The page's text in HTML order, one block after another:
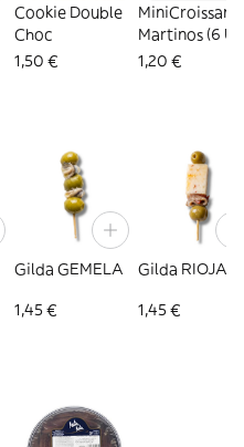
Cookie Double
Choc
1,50 €
MiniCroissants
Martinos (6
1,20 €
Gilda GEMELA
1,45 €
Gilda
1,45 €